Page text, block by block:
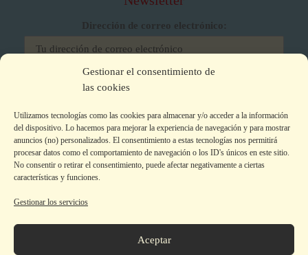
Gestionar el consentimiento de
las cookies
Utilizamos tecnologías como las cookies para almacenar y/o acceder a la información
del dispositivo. Lo hacemos para mejorar la experiencia de navegación y para mostrar
anuncios (no) personalizados. El consentimiento a estas tecnologías nos permitirá
procesar datos como el comportamiento de navegación o los ID's únicos en este sitio.
No consentir o retirar el consentimiento, puede afectar negativamente a ciertas
características y funciones.
Gestionar los servicios
Aceptar
Dirección de correo electrónico:
He leído y acepto los términos y condiciones
Colecciones